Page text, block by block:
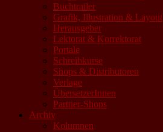
Buchtrailer
Grafik, Illustration & Layout
Herausgeber
Lektorat & Korrektorat
Portale
Schreibkurse
Shops & Distributoren
Verlage
ÜbersetzerInnen
Partner-Shops
Archiv
Kolumnen